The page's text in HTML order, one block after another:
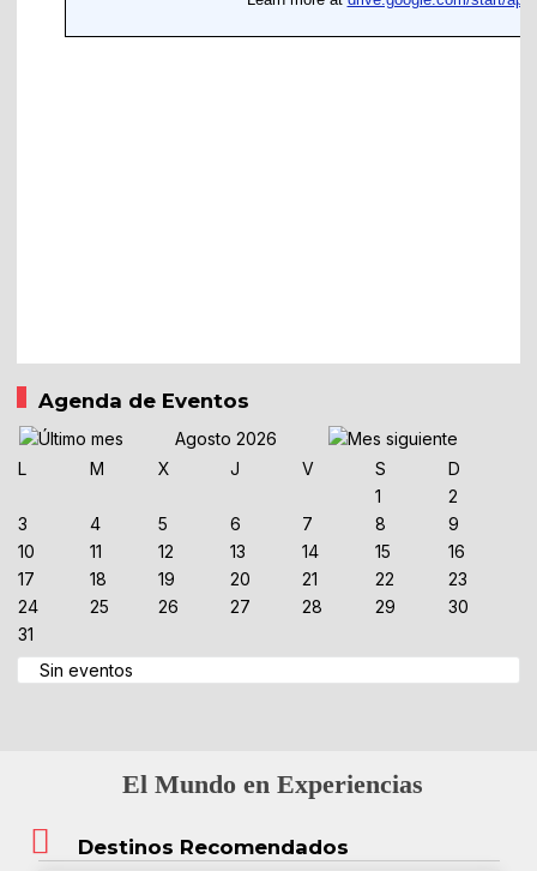
Agenda de Eventos
Agosto 2026
L
M X J V S
D
1
2
3
4 5 6 7 8
9
10
11 12 13 14 15
16
17
18 19 20 21 22
23
24
25 26 27 28 29
30
31
Sin eventos
El Mundo en Experiencias
Destinos Recomendados